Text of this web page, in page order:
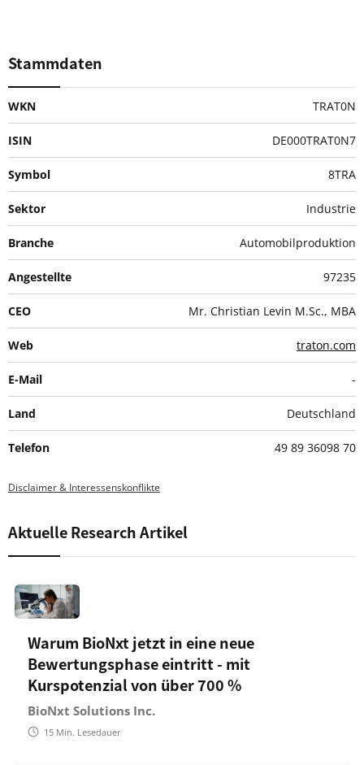
Stammdaten
WKN TRAT0N
ISIN DE000TRAT0N7
Symbol 8TRA
Sektor Industrie
Branche Automobilproduktion
Angestellte 97235
CEO Mr. Christian Levin M.Sc., MBA
Web traton.com
E-Mail -
Land Deutschland
Telefon 49 89 36098 70
Disclaimer & Interessenskonflikte
Aktuelle Research Artikel
Warum BioNxt jetzt in eine neue
Bewertungsphase eintritt - mit
Kurspotenzial von über 700 %
BioNxt Solutions Inc.
15 Min. Lesedauer